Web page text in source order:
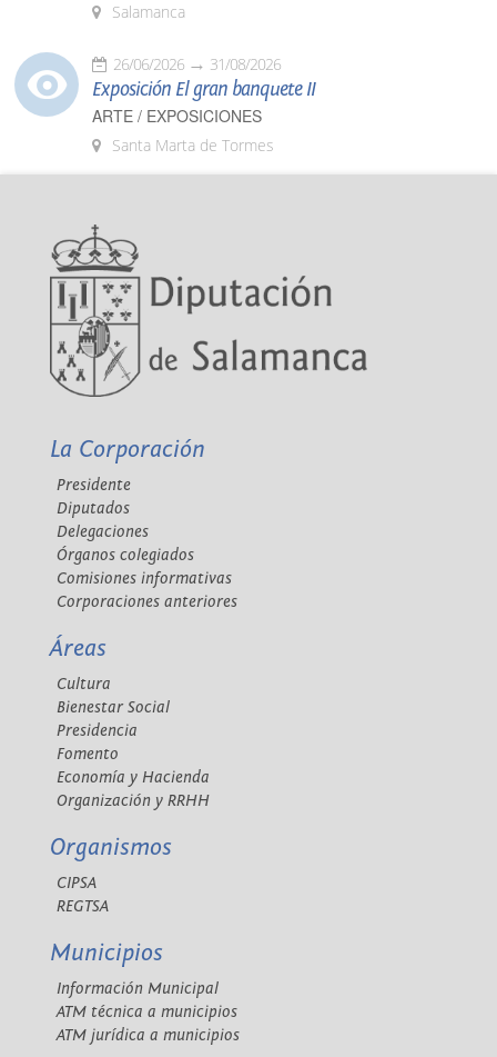
Salamanca
26/06/2026 31/08/2026
Exposición El gran banquete II
ARTE / EXPOSICIONES
Santa Marta de Tormes
La Corporación
Presidente
Diputados
Delegaciones
Órganos colegiados
Comisiones informativas
Corporaciones anteriores
Áreas
Cultura
Bienestar Social
Presidencia
Fomento
Economía y Hacienda
Organización y RRHH
Organismos
CIPSA
REGTSA
Municipios
Información Municipal
ATM técnica a municipios
ATM jurídica a municipios